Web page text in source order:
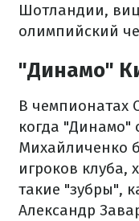
Шотландии,
олимпийский
"Динамо"
В чемпионатах
когда "Динамо"
Михайличенко
игроков клуба,
такие "зубры",
Александр